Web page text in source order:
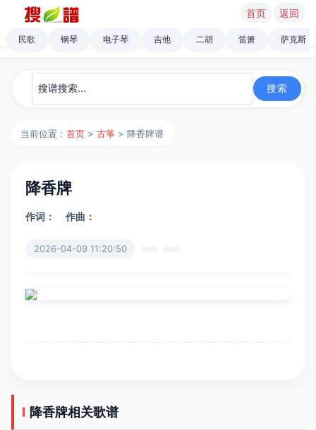
首页 返回
民歌 钢琴 电子琴 吉他 二胡 笛箫 萨克斯
当前位置：首页 >古筝 > 降香牌谱
降香牌
作词： 作曲：
2026-04-09 11:20:50
降香牌相关歌谱